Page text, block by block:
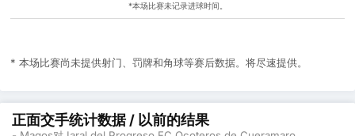
*本场比赛未记录进球时间。
* 本场比赛尚未提供射门、罚牌和角球等赛后数据。将尽速提供。
正面交手统计数据 / 以前的结果